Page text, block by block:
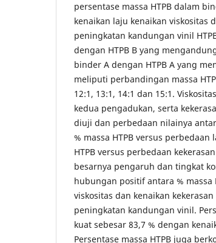
persentase massa HTPB dalam
kenaikan laju kenaikan viskositas
peningkatan kandungan vinil
dengan HTPB B yang
binder A dengan HTPB A yang
meliputi perbandingan massa
12:1, 13:1, 14:1 dan 15:1.
kedua pengadukan, serta
diuji dan perbedaan nilainya
% massa HTPB versus
HTPB versus perbedaan
besarnya pengaruh dan tingkat
hubungan positif antara % massa
viskositas dan kenaikan
peningkatan kandungan vinil.
kuat sebesar 83,7 % dengan
Persentase massa HTPB juga